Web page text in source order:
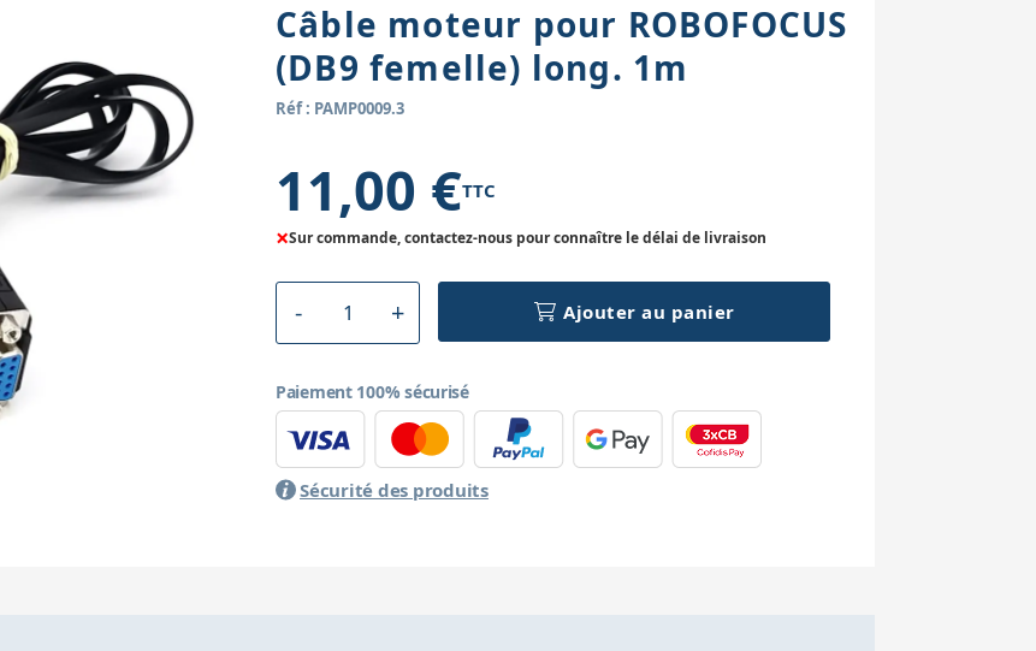
Câble moteur pour ROBOFOCUS
(DB9 femelle) long. 1m
Réf : PAMP0009.3
11,00 €TTC
×Sur commande, contactez-nous pour connaître le délai de livraison
Ajouter au panier
Paiement 100% sécurisé
Sécurité des produits